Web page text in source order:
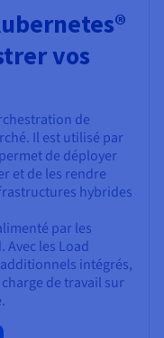
vos
de
Il est utilisé par
de déployer
et de les rendre
hybrides
par les
Avec les Load
intégrés,
de travail sur